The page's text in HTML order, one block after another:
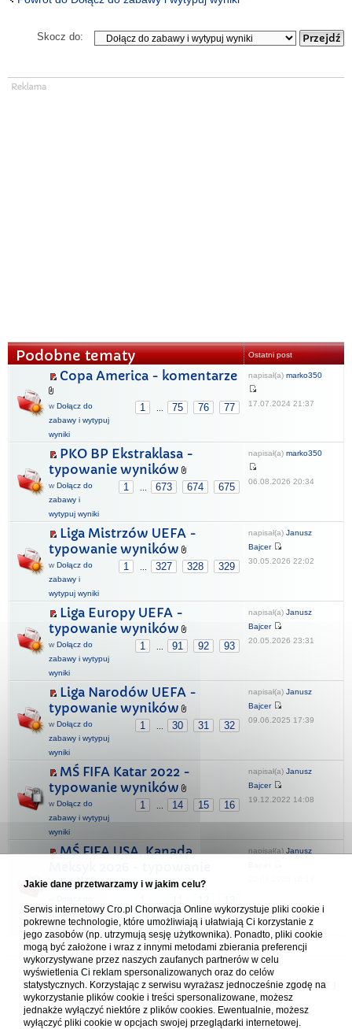
Skocz do:
Podobne tematy Ostatni post
Copa America - komentarze
1 75 76 77
w Dołącz do
zabawy i wytypuj
wyniki
napisał(a) marko350
17.07.2024 21:37
PKO BP Ekstraklasa -
typowanie wyników
1 673 674 675
w Dołącz do
zabawy i
wytypuj wyniki
napisał(a) marko350
06.08.2026 20:34
Liga Mistrzów UEFA -
typowanie wyników
1 327 328 329
w Dołącz do
zabawy i
wytypuj wyniki
napisał(a) Janusz
Bajcer
30.05.2026 22:02
Liga Europy UEFA -
typowanie wyników
1 91 92 93
w Dołącz do
zabawy i wytypuj
wyniki
napisał(a) Janusz
Bajcer
20.05.2026 23:31
Liga Narodów UEFA -
typowanie wyników
1 30 31 32
w Dołącz do
zabawy i wytypuj
wyniki
napisał(a) Janusz
Bajcer
09.06.2025 17:39
MŚ FIFA Katar 2022 -
typowanie wyników
1 14 15 16
w Dołącz do
zabawy i wytypuj
wyniki
napisał(a) Janusz
Bajcer
19.12.2022 14:08
MŚ FIFA USA, Kanada,
wyników
zabawy i wytypuj
wyniki
napisał(a) Janusz
Forum Chorwacja Online - Cro.pl
Usuń ciasteczka• Strefa czasowa: UTC + 1 (Polska - czas zimowy) [ DST
Jakie dane przetwarzamy i w jakim celu?
Serwis internetowy Cro.pl Chorwacja Online wykorzystuje pliki cookie i
pokrewne technologie, które umożliwiają i ułatwiają Ci korzystanie z
jego zasobów (np. utrzymują sesję użytkownika). Ponadto, pliki cookie
mogą być założone i wraz z innymi metodami zbierania preferencji
wykorzystywane przez naszych zaufanych partnerów w celu
wyświetlenia Ci reklam spersonalizowanych oraz do celów
statystycznych. Korzystając z serwisu wyrażasz jednocześnie zgodę na
wykorzystanie plików cookie i treści spersonalizowane, możesz
jednakże wyłączyć niektóre z plików cookies. Ewentualnie, możesz
wyłączyć pliki cookie w opcjach swojej przeglądarki internetowej.